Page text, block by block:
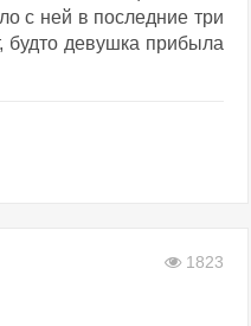
с ней в последние три
будто девушка прибыла
1823